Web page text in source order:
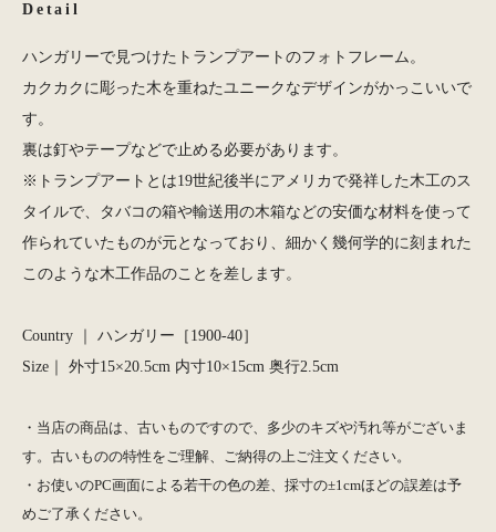
Detail
ハンガリーで見つけたトランプアートのフォトフレーム。
カクカクに彫った木を重ねたユニークなデザインがかっこいいで
す。
裏は釘やテープなどで止める必要があります。
※トランプアートとは19世紀後半にアメリカで発祥した木工のス
タイルで、タバコの箱や輸送用の木箱などの安価な材料を使って
作られていたものが元となっており、細かく幾何学的に刻まれた
このような木工作品のことを差します。
Country ｜ ハンガリー［1900-40］
Size｜ 外寸15×20.5cm 内寸10×15cm 奥行2.5cm
・当店の商品は、古いものですので、多少のキズや汚れ等がございま
す。古いものの特性をご理解、ご納得の上ご注文ください。
・お使いのPC画面による若干の色の差、採寸の±1cmほどの誤差は予
めご了承ください。